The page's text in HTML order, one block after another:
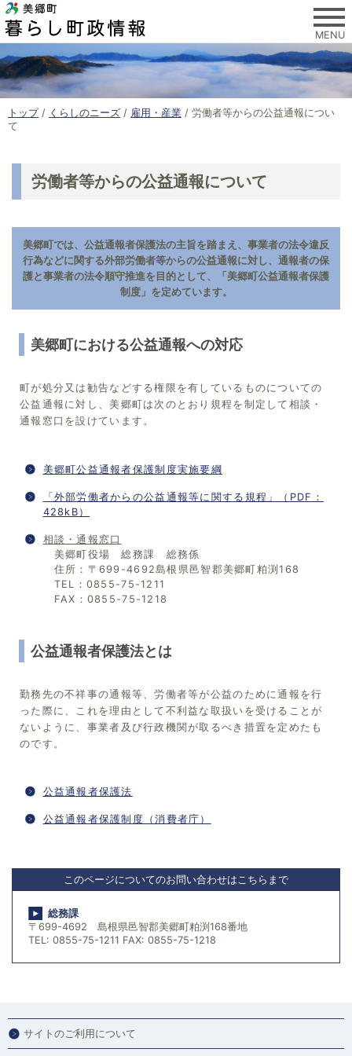
このページの本文へ
MENU
現
在
置
トップ/ くらしのニーズ / 雇用・産業 / 労働者等からの公益通報につい
て
労働者等からの公益通報について
美郷町では、公益通報者保護法の主旨を踏まえ、事業者の法令違反
行為などに関する外部労働者等からの公益通報に対し、通報者の保
護と事業者の法令順守推進を目的として、「美郷町公益通報者保護
制度」を定めています。
美郷町における公益通報への対応
町が処分又は勧告などする権限を有しているものについての
公益通報に対し、美郷町は次のとおり規程を制定して相談・
通報窓口を設けています。
美郷町公益通報者保護制度実施要綱
「外部労働者からの公益通報等に関する規程」（PDF：
428kB）
相談・通報窓口
美郷町役場 総務課 総務係
住所：〒699-4692島根県邑智郡美郷町粕渕168
TEL：0855-75-1211
FAX：0855-75-1218
公益通報者保護法とは
勤務先の不祥事の通報等、労働者等が公益のために通報を行
った際に、これを理由として不利益な取扱いを受けることが
ないように、事業者及び行政機関が取るべき措置を定めたも
のです。
公益通報者保護法
公益通報者保護制度（消費者庁）
このページについてのお問い合わせはこちらまで
総務課
〒699-4692 島根県邑智郡美郷町粕渕168番地
TEL: 0855-75-1211 FAX: 0855-75-1218
サイトのご利用について